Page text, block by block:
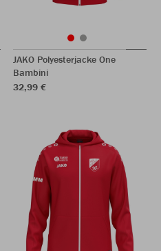
JAKO Polyesterjacke One
Bambini
32,99 €